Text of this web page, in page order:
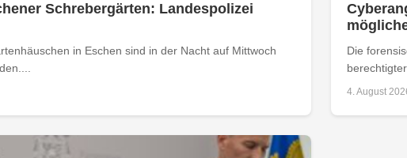
Schrebergärten: Landespolizei
in Eschen sind in der Nacht auf Mittwoch
Die
4. August